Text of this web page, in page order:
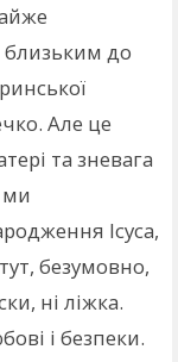
до
Але це
та зневага
ми
Ісуса,
безумовно,
ні ліжка.
і безпеки.